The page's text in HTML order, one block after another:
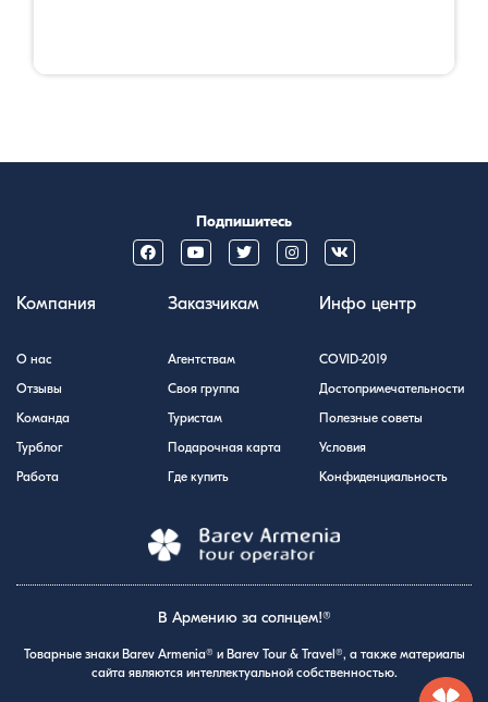
Подпишитесь
Компания
О нас
Отзывы
Команда
Турблог
Работа
Заказчикам
Агентствам
Своя группа
Туристам
Подарочная карта
Где купить
Инфо центр
COVID-2019
Достопримечательности
Полезные советы
Условия
Конфиденциальность
В Армению за солнцем!®
Товарные знаки Barev Armenia® и Barev Tour & Travel®, а также материалы
сайта являются интеллектуальной собственностью.